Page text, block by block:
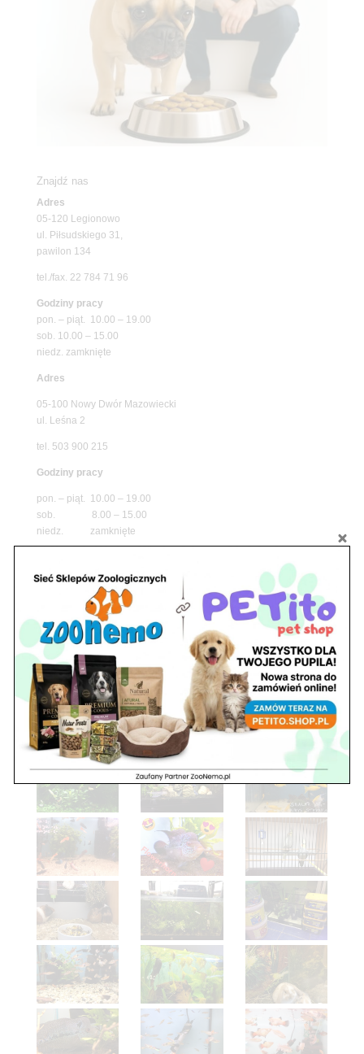
Znajdź nas
Adres
05-120 Legionowo
ul. Piłsudskiego 31,
pawilon 134
tel./fax. 22 784 71 96
Godziny pracy
pon. – piąt. 10.00 – 19.00
sob. 10.00 – 15.00
niedz. zamknięte
Adres
05-100 Nowy Dwór Mazowiecki
ul. Leśna 2
tel. 503 900 215
Godziny pracy
pon. – piąt. 10.00 – 19.00
sob. 8.00 – 15.00
niedz. zamknięte